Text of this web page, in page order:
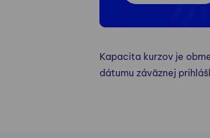
Kapacita kurzov je
dátumu záväznej